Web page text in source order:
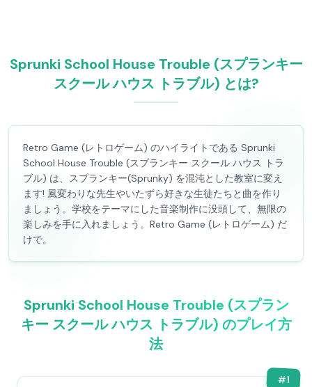
Sprunki School House Trouble (スプランキー
スクール ハウス トラブル) とは?
Retro Game (レトロゲーム) のハイライトである Sprunki
School House Trouble (スプランキー スクール ハウス トラ
ブル) は、スプランキー(Sprunky) を混沌とした教室に変え
ます! 風変わりな先生やいたずら好きな生徒たちと曲を作り
ましょう。学校をテーマにした音楽制作に没頭して、無限の
楽しみを手に入れましょう。Retro Game (レトロゲーム) だ
けで。
Sprunki School House Trouble (スプラン
キー スクール ハウス トラブル) のプレイ方
法
#1